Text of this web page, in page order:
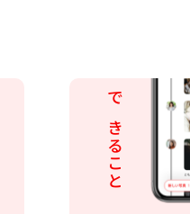
できること